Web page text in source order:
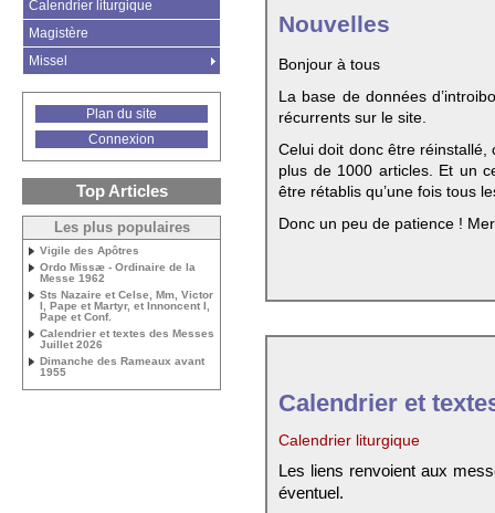
Nouvelles
Bonjour à tous
La base de données
récurrents sur le site.
Celui doit donc être
plus de 1000 articles. Et un
être rétablis qu’une fois tous
Donc un peu de patience !
Calendrier et
Calendrier liturgique
Les liens renvoient aux
éventuel.
Calendrier liturgique
Magistère
Missel
Plan du site
Connexion
Top Articles
Les plus populaires
Vigile des Apôtres
Ordo Missæ - Ordinaire de la
Messe 1962
Sts Nazaire et Celse, Mm, Victor
I, Pape et Martyr, et Innoncent I,
Pape et Conf.
Calendrier et textes des Messes
Juillet 2026
Dimanche des Rameaux avant
1955